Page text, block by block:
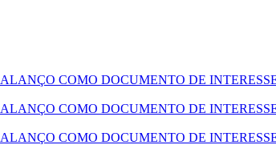
COMO DOCUMENTO DE
COMO DOCUMENTO DE
COMO DOCUMENTO DE